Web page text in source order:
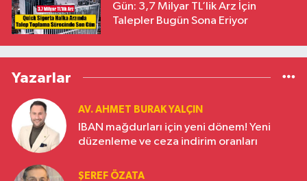
Gün: 3,7 Milyar TL’lik Arz İçin
Talepler Bugün Sona Eriyor
Yazarlar
AV. AHMET BURAK YALÇIN
IBAN mağdurları için yeni dönem! Yeni
düzenleme ve ceza indirim oranları
ŞEREF ÖZATA